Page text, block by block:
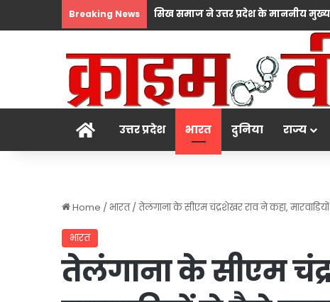
Breaking News
होम उत्तर प्रदेश भारत दुनिया राज्य
Home / भारत /तेलंगाना के सीएम चंद्रशेखर राव ने कहा,
भारत
तेलंगाना के सीएम